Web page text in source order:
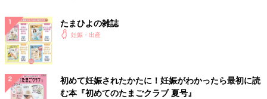
たまひよの雑誌
妊娠・出産
初めて妊娠されたかたに！妊娠がわかったら最初に読
む本『初めてのたまごクラブ 夏号』